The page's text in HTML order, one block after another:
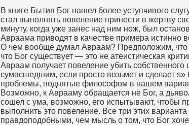
В книге Бытия Бог нашел более уступчивого
стал выполнять повеление принести в жертву
минуту, когда уже занес над ним нож, был
Авраама приводят в качестве примера истинно
О чем вообще думал Авраам? Предположим, что
что Бог существует — это не атеистическая
Авраам получает повеление убить собственного
сумасшедшим, если просто возьмет и сделает s»
проблемы, поднятые философом в нашем
Возможно, к Аврааму обращается не Бог, а
сошел с ума, возможно, его испытывают, чтобы
выполнить это повеление. Все три этих
правдоподобными, чем мысль о том, что Бог